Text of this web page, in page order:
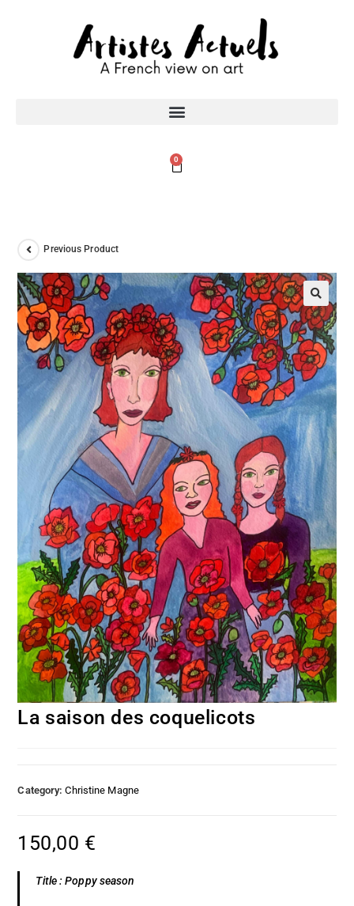
0
Previous Product
La saison des coquelicots
Category:Christine Magne
150,00 €
Title : Poppy season